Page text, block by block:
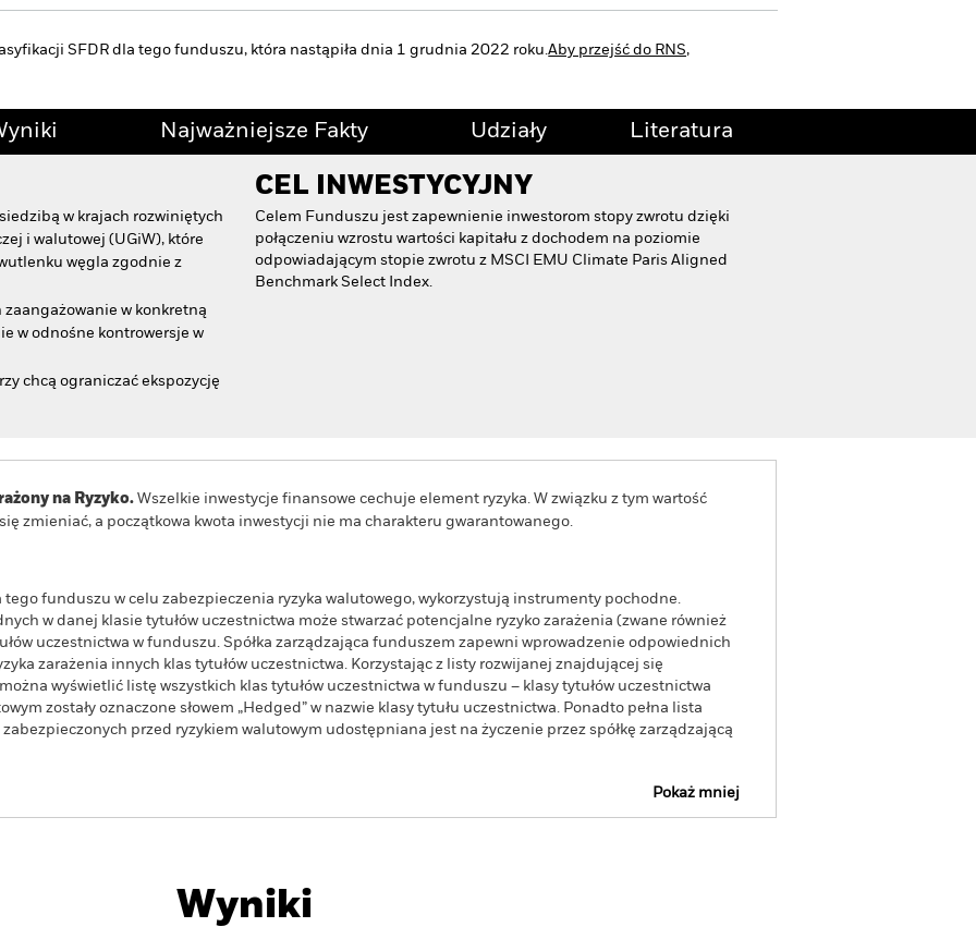
SFDR dla tego funduszu, która nastąpiła dnia 1 grudnia 2022 roku.Aby przejść do RNS,
Najważniejsze Fakty Udziały Literatura
w krajach rozwiniętych
i walutowej (UGiW), które
węgla zgodnie z
zaangażowanie w konkretną
w odnośne kontrowersje w
chcą ograniczać ekspozycję
CEL INWESTYCYJNY
Celem Funduszu jest zapewnienie inwestorom stopy zwrotu dzięki
połączeniu wzrostu wartości kapitału z dochodem na poziomie
odpowiadającym stopie zwrotu z MSCI EMU Climate Paris Aligned
Benchmark Select Index.
na Ryzyko. Wszelkie inwestycje finansowe cechuje element ryzyka. W związku z tym wartość
zmieniać, a początkowa kwota inwestycji nie ma charakteru gwarantowanego.
tego funduszu w celu zabezpieczenia ryzyka walutowego, wykorzystują instrumenty pochodne.
w danej klasie tytułów uczestnictwa może stwarzać potencjalne ryzyko zarażenia (zwane również
uczestnictwa w funduszu. Spółka zarządzająca funduszem zapewni wprowadzenie odpowiednich
zarażenia innych klas tytułów uczestnictwa. Korzystając z listy rozwijanej znajdującej się
wyświetlić listę wszystkich klas tytułów uczestnictwa w funduszu – klasy tytułów uczestnictwa
zostały oznaczone słowem „Hedged” w nazwie klasy tytułu uczestnictwa. Ponadto pełna lista
przed ryzykiem walutowym udostępniana jest na życzenie przez spółkę zarządzającą
Pokaż mniej
SFDR Web Disclosure
Wyniki